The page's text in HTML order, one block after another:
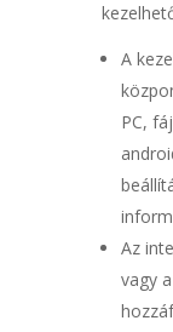
A
PC,
Az
vagy